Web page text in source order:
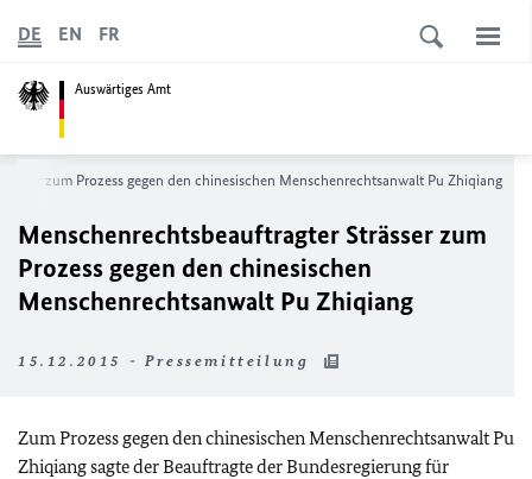
Auswärtiges Amt
DE EN FR
zum Prozess gegen den chinesischen Menschenrechtsanwalt Pu Zhiqiang
Menschenrechtsbeauftragter Strässer zum
Prozess gegen den chinesischen
Menschenrechtsanwalt Pu Zhiqiang
15.12.2015 - Pressemitteilung
Zum Prozess gegen den chinesischen Menschenrechtsanwalt Pu
Zhiqiang sagte der Beauftragte der Bundesregierung für